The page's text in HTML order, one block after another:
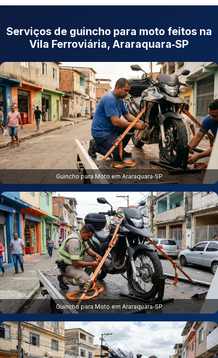
Serviços de guincho para moto feitos na
Vila Ferroviária, Araraquara‑SP
Guincho para Moto em Araraquara‑SP
Guincho para Moto em Araraquara‑SP